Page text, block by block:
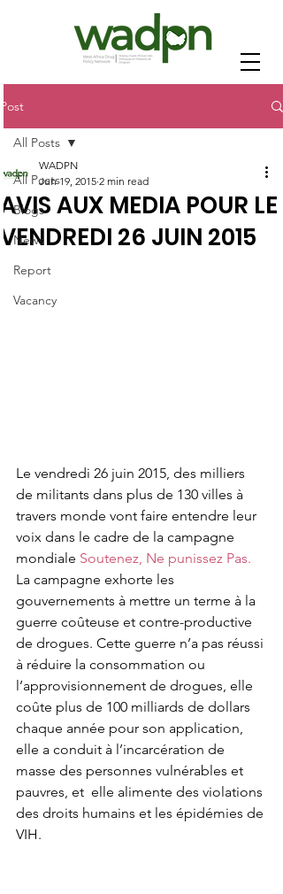
Post
All Posts
Blogs
News
Report
Vacancy
All Posts
AVIS AUX MEDIA POUR LE
VENDREDI 26 JUIN 2015
WADPN
Jun 19, 2015 2 min read
Le vendredi 26 juin 2015, des milliers
de militants dans plus de 130 villes à
travers monde vont faire entendre leur
voix dans le cadre de la campagne
mondiale Soutenez, Ne punissez Pas.
La campagne exhorte les
gouvernements à mettre un terme à la
guerre coûteuse et contre-productive
de drogues. Cette guerre n’a pas réussi
à réduire la consommation ou
l’approvisionnement de drogues, elle
coûte plus de 100 milliards de dollars
chaque année pour son application,
elle a conduit à l’incarcération de
masse des personnes vulnérables et
pauvres, et  elle alimente des violations
des droits humains et les épidémies de
VIH.